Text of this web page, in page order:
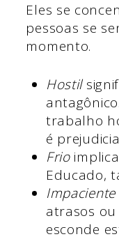
Eles se
pessoas se
momento.
Hostil
trabalho
é
Frio
Educado,
Impaciente
atrasos
esconde